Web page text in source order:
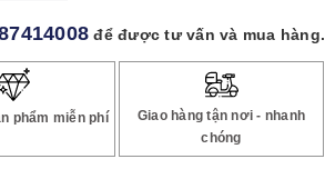
để được tư vấn và mua hàng.
phẩm miễn phí
Giao hàng tận nơi - nhanh
chóng